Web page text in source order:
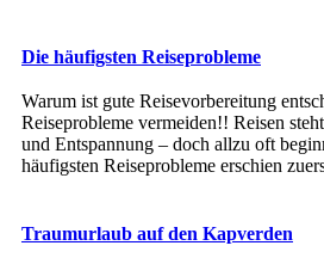
Die häufigsten Reiseprobleme
Warum ist gute Reisevorbereitung
Reiseprobleme vermeiden!! Reisen
und Entspannung – doch allzu oft
häufigsten Reiseprobleme erschien
Traumurlaub auf den Kapverden